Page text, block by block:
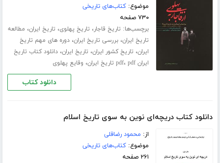
موضوع:کتاب‌های تاریخی
۷۳۰ صفحه
برچسب‌ها: تاریخ قاجار، تاریخ پهلوی، تاریخ ایران، مطالعه
تاریخ ایران،بررسی تاریخ ایران،دوره های مهم تاریخ
ایران، تاریخ کشور ایران، تاریخ ایران،دانلود کتاب تاریخ
ایران pdf
، pdf تاریخ ایران ، وقایع پهلوی
دانلود کتاب
دانلود کتاب دریچه‌ای نوین به سوی تاریخ اسلام
از: محمود رضاقلی
موضوع:کتاب‌های تاریخی
۲۶۱ صفحه